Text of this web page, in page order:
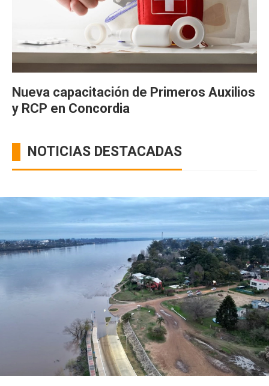
Nueva capacitación de Primeros Auxilios
y RCP en Concordia
NOTICIAS DESTACADAS